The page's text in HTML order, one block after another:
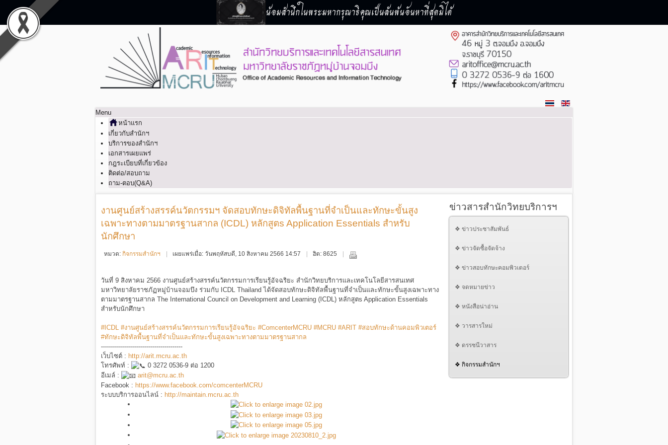
น้อมสำนึกในพระมหากรุณาธิคุณเป็นล้นพ้นอันหาที่สุดมิได้
Menu
หน้าแรก
เกี่ยวกับสำนักฯ
บริการของสำนักฯ
เอกสารเผยแพร่
กฎระเบียบที่เกี่ยวข้อง
ติดต่อ/สอบถาม
ถาม-ตอบ(Q&A)
งานศูนย์สร้างสรรค์นวัตกรรมฯ จัดสอบทักษะดิจิทัลพื้นฐานที่จำเป็นและทักษะขั้นสูง
เฉพาะทางตามมาตรฐานสากล (ICDL) หลักสูตs Application Essentials สำหรับ
นักศึกษา
หมวด: กิจกรรมสำนักฯ เผยแพร่เมื่อ: วันพฤหัสบดี, 10 สิงหาคม 2566 14:57 ฮิต: 8625
วันที่ 9 สิงหาคม 2566 งานศูนย์สร้างสรรค์นวัตกรรมการเรียนรู้อัจฉริยะ สำนักวิทยบริการและเทคโนโลยีสารสนเทศ
มหาวิทยาลัยราชภัฏหมู่บ้านจอมบึง ร่วมกับ ICDL Thailand ได้จัดสอบทักษะดิจิทัลพื้นฐานที่จำเป็นและทักษะขั้นสูงเฉพาะทาง
ตามมาตรฐานสากล The International Council on Development and Learning (ICDL) หลักสูตs Application Essentials
สำหรับนักศึกษา
#ICDL #งานศูนย์สร้างสรรค์นวัตกรรมการเรียนรู้อัจฉริยะ #ComcenterMCRU #MCRU #ARIT #สอบทักษะด้านคอมพิวเตอร์
#ทักษะดิจิทัลพื้นฐานที่จำเป็นและทักษะขั้นสูงเฉพาะทางตามมาตรฐานสากล
-----------------------------------------
เว็บไซต์ : http://arit.mcru.ac.th
โทรศัพท์ :
0 3272 0536-9 ต่อ 1200
อีเมล์ :
arit@mcru.ac.th
Facebook : https://www.facebook.com/comcenterMCRU
ระบบบริการออนไลน์ : http://maintain.mcru.ac.th
ข่าวสารสำนักวิทยบริการฯ
❖ ข่าวประชาสัมพันธ์
❖ ข่าวจัดซื้อจัดจ้าง
❖ ข่าวสอบทักษะคอมพิวเตอร์
❖ จดหมายข่าว
❖ หนังสือน่าอ่าน
❖ วารสารใหม่
❖ ดรรชนีวาสาร
❖ กิจกรรมสำนักฯ